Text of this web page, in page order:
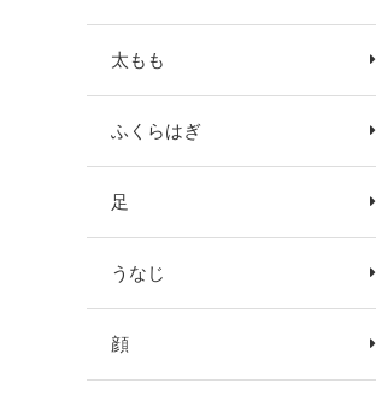
太もも
ふくらはぎ
足
うなじ
顔